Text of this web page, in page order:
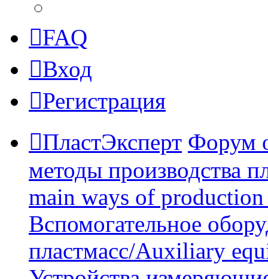
FAQ
Вход
Регистрация
ПластЭксперт Форум
методы производства
main ways of
Вспомогательное
пластмасс/Auxiliary